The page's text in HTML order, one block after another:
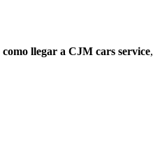
como llegar a CJM cars service,